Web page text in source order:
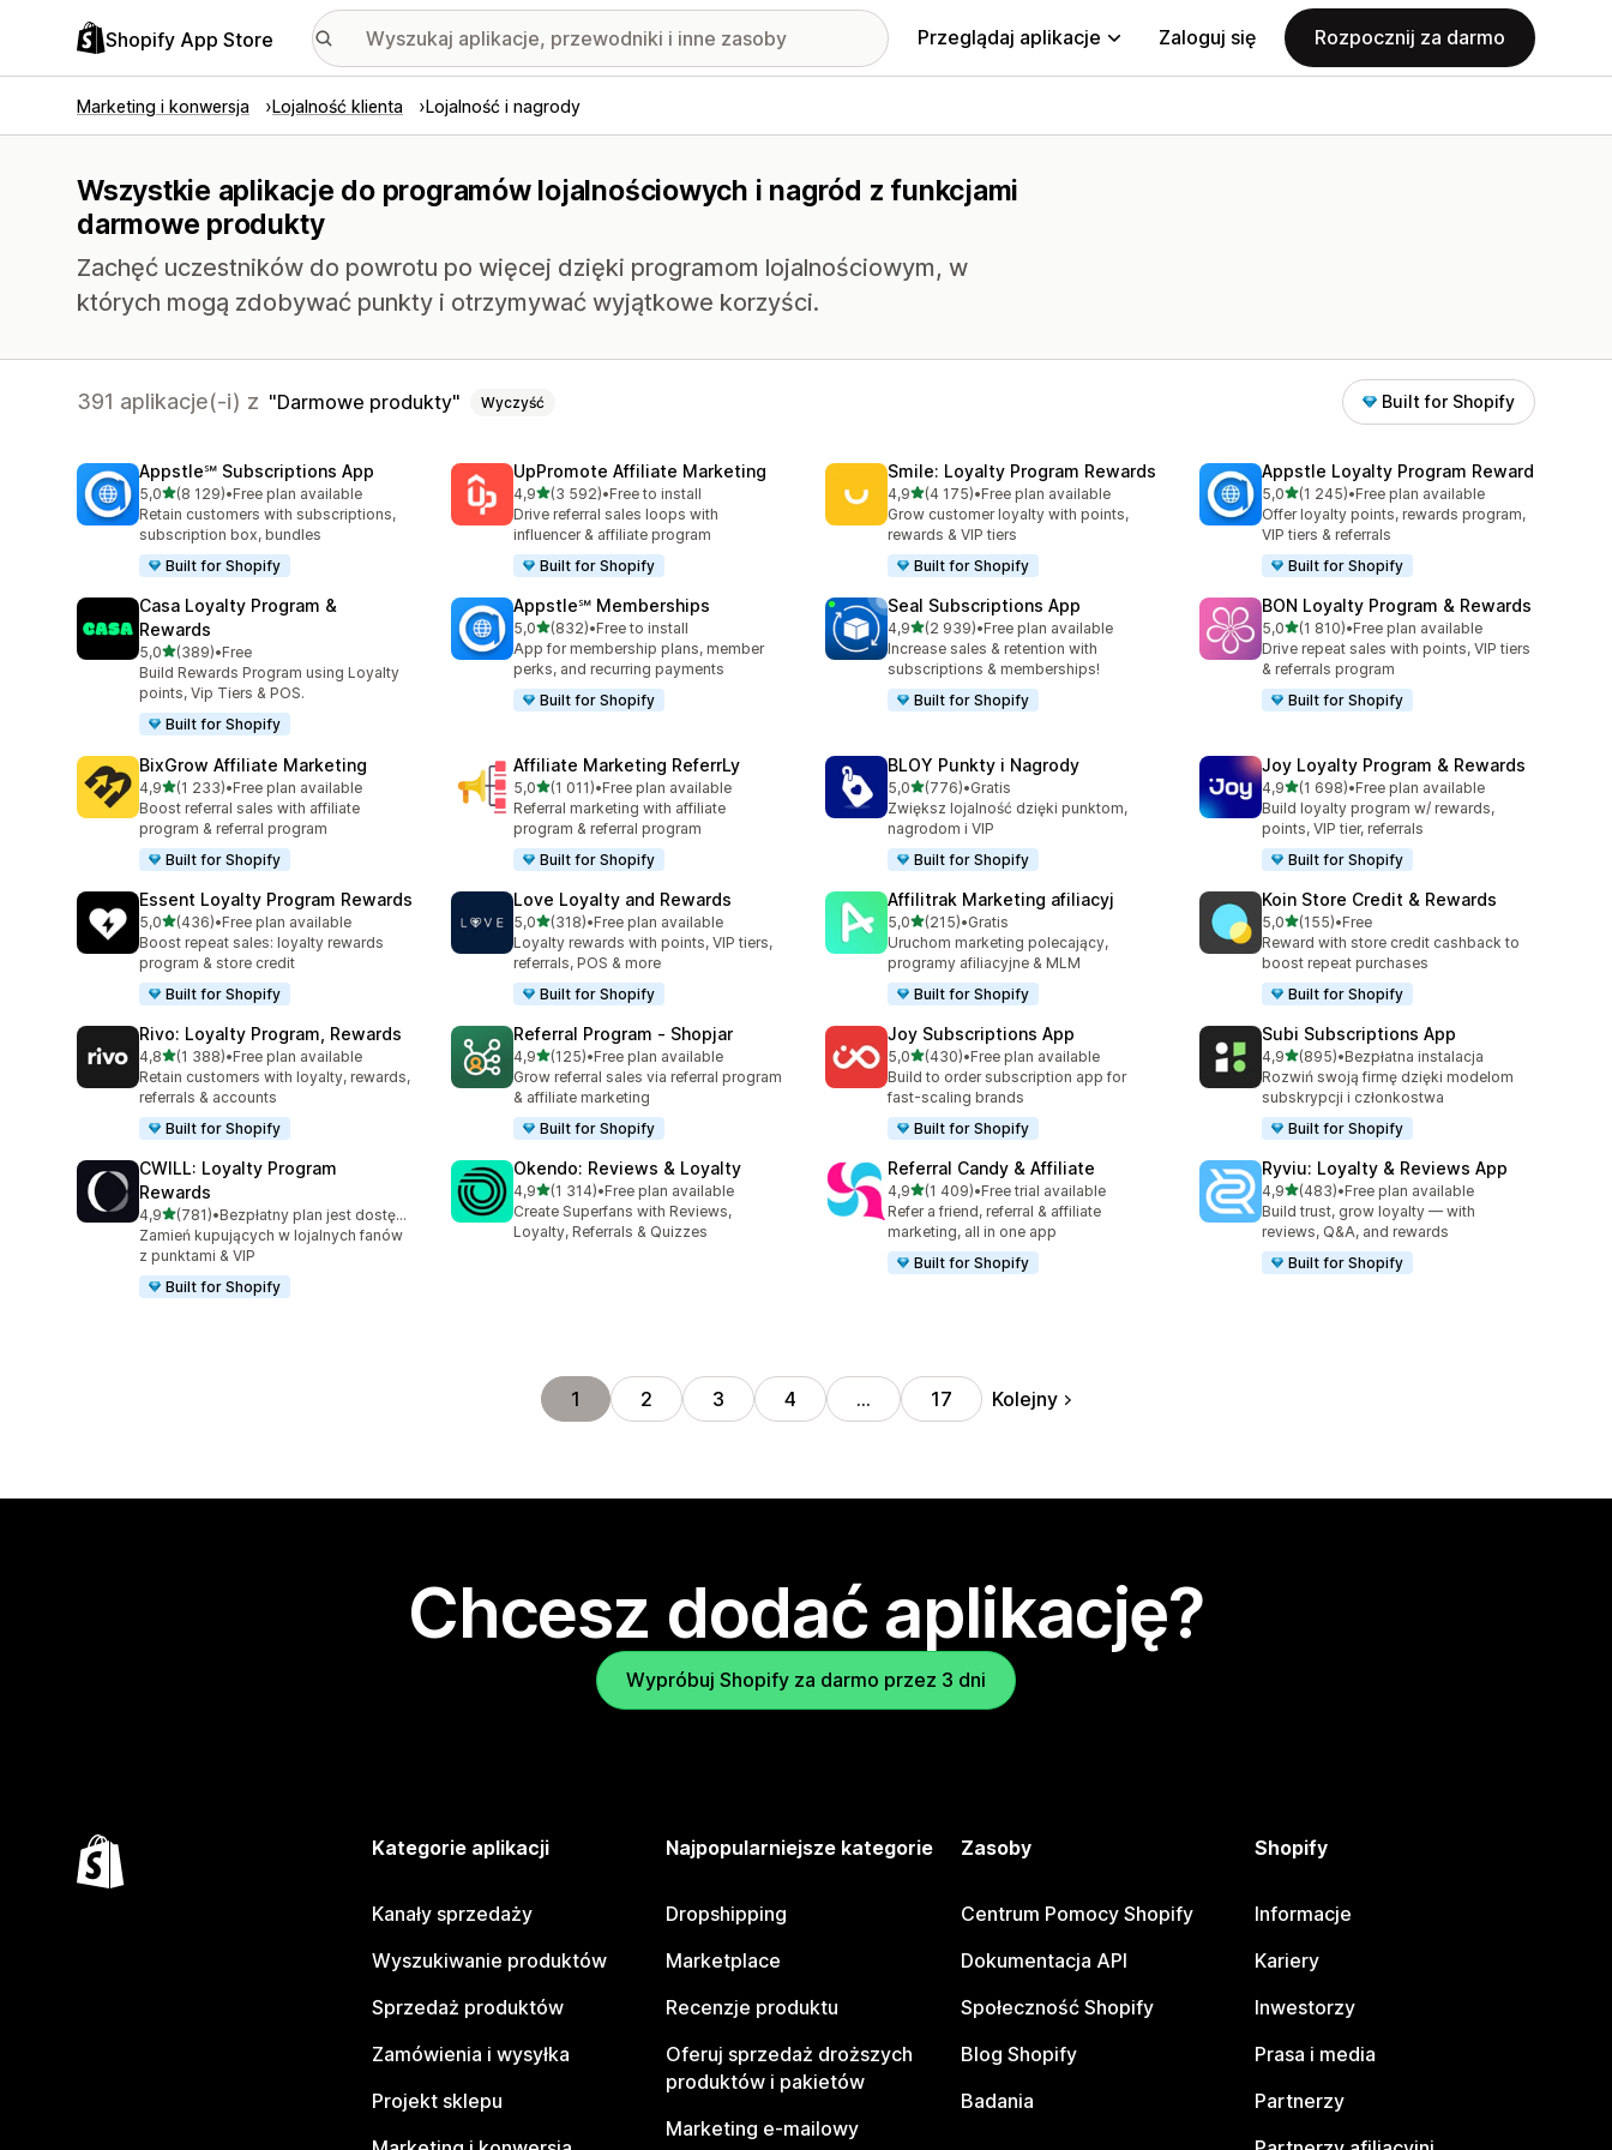
Shopify App Store Przeglądaj aplikacje Zaloguj się Rozpocznij za darmo
Marketing i konwersja Lojalność klienta Lojalność i nagrody
Wszystkie aplikacje do programów lojalnościowych i nagród z funkcjami
darmowe produkty
Zachęć uczestników do powrotu po więcej dzięki programom lojalnościowym, w
których mogą zdobywać punkty i otrzymywać wyjątkowe korzyści.
391 aplikacje(-i) z Darmowe produkty Wyczyść Built for Shopify
Appstle℠ Subscriptions App
5,0na 5 gwiazdek
(8 129)
Łączna liczba recenzji: 8129
•Free plan available
Retain customers with subscriptions,
subscription box, bundles
Built for Shopify
UpPromote Affiliate Marketing
4,9na 5 gwiazdek
(3 592)
Łączna liczba recenzji: 3592
•Free to install
Drive referral sales loops with
influencer & affiliate program
Built for Shopify
Smile: Loyalty Program Rewards
4,9na 5 gwiazdek
(4 175)
Łączna liczba recenzji: 4175
•Free plan available
Grow customer loyalty with points,
rewards & VIP tiers
Built for Shopify
Appstle Loyalty Program Reward
5,0na 5 gwiazdek
(1 245)
Łączna liczba recenzji: 1245
•Free plan available
Offer loyalty points, rewards program,
VIP tiers & referrals
Built for Shopify
Casa Loyalty Program &
Rewards
5,0na 5 gwiazdek
(389)
Łączna liczba recenzji: 389
•Free
Build Rewards Program using Loyalty
points, Vip Tiers & POS.
Built for Shopify
Appstle℠ Memberships
5,0na 5 gwiazdek
(832)
Łączna liczba recenzji: 832
•Free to install
App for membership plans, member
perks, and recurring payments
Built for Shopify
Seal Subscriptions App
4,9na 5 gwiazdek
(2 939)
Łączna liczba recenzji: 2939
•Free plan available
Increase sales & retention with
subscriptions & memberships!
Built for Shopify
BON Loyalty Program & Rewards
5,0na 5 gwiazdek
(1 810)
Łączna liczba recenzji: 1810
•Free plan available
Drive repeat sales with points, VIP tiers
& referrals program
Built for Shopify
BixGrow Affiliate Marketing
4,9na 5 gwiazdek
(1 233)
Łączna liczba recenzji: 1233
•Free plan available
Boost referral sales with affiliate
program & referral program
Built for Shopify
Affiliate Marketing ReferrLy
5,0na 5 gwiazdek
(1 011)
Łączna liczba recenzji: 1011
•Free plan available
Referral marketing with affiliate
program & referral program
Built for Shopify
BLOY Punkty i Nagrody
5,0na 5 gwiazdek
(776)
Łączna liczba recenzji: 776
•Gratis
Zwiększ lojalność dzięki punktom,
nagrodom i VIP
Built for Shopify
Joy Loyalty Program & Rewards
4,9na 5 gwiazdek
(1 698)
Łączna liczba recenzji: 1698
•Free plan available
Build loyalty program w/ rewards,
points, VIP tier, referrals
Built for Shopify
Essent Loyalty Program Rewards
5,0na 5 gwiazdek
(436)
Łączna liczba recenzji: 436
•Free plan available
Boost repeat sales: loyalty rewards
program & store credit
Built for Shopify
Love Loyalty and Rewards
5,0na 5 gwiazdek
(318)
Łączna liczba recenzji: 318
•Free plan available
Loyalty rewards with points, VIP tiers,
referrals, POS & more
Built for Shopify
Affilitrak Marketing afiliacyj
5,0na 5 gwiazdek
(215)
Łączna liczba recenzji: 215
•Gratis
Uruchom marketing polecający,
programy afiliacyjne & MLM
Built for Shopify
Koin Store Credit & Rewards
5,0na 5 gwiazdek
(155)
Łączna liczba recenzji: 155
•Free
Reward with store credit cashback to
boost repeat purchases
Built for Shopify
Rivo: Loyalty Program, Rewards
4,8na 5 gwiazdek
(1 388)
Łączna liczba recenzji: 1388
•Free plan available
Retain customers with loyalty, rewards,
referrals & accounts
Built for Shopify
Referral Program ‑ Shopjar
4,9na 5 gwiazdek
(125)
Łączna liczba recenzji: 125
•Free plan available
Grow referral sales via referral program
& affiliate marketing
Built for Shopify
Joy Subscriptions App
5,0na 5 gwiazdek
(430)
Łączna liczba recenzji: 430
•Free plan available
Build to order subscription app for
fast-scaling brands
Built for Shopify
Subi Subscriptions App
4,9na 5 gwiazdek
(895)
Łączna liczba recenzji: 895
•Bezpłatna instalacja
Rozwiń swoją firmę dzięki modelom
subskrypcji i członkostwa
Built for Shopify
CWILL: Loyalty Program
Rewards
4,9na 5 gwiazdek
(781)
Łączna liczba recenzji: 781
•
Bezpłatny plan jest dostępny
Zamień kupujących w lojalnych fanów
z punktami & VIP
Built for Shopify
Okendo: Reviews & Loyalty
4,9na 5 gwiazdek
(1 314)
Łączna liczba recenzji: 1314
•Free plan available
Create Superfans with Reviews,
Loyalty, Referrals & Quizzes
Referral Candy & Affiliate
4,9na 5 gwiazdek
(1 409)
Łączna liczba recenzji: 1409
•Free trial available
Refer a friend, referral & affiliate
marketing, all in one app
Built for Shopify
Ryviu: Loyalty & Reviews App
4,9na 5 gwiazdek
(483)
Łączna liczba recenzji: 483
•Free plan available
Build trust, grow loyalty — with
reviews, Q&A, and rewards
Built for Shopify
1 2 3 4 … 17 Kolejny
Chcesz dodać aplikację?
Wypróbuj Shopify za darmo przez 3 dni
Kategorie aplikacji
Kanały sprzedaży
Wyszukiwanie produktów
Sprzedaż produktów
Zamówienia i wysyłka
Projekt sklepu
Najpopularniejsze kategorie
Dropshipping
Marketplace
Recenzje produktu
Oferuj sprzedaż droższych
produktów i pakietów
Marketing e-mailowy
Zasoby
Centrum Pomocy Shopify
Dokumentacja API
Społeczność Shopify
Blog Shopify
Badania
Shopify
Informacje
Kariery
Inwestorzy
Prasa i media
Partnerzy